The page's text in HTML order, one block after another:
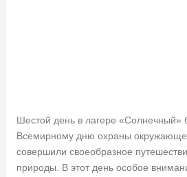
Шестой день в лагере «Солнечный»
Всемирному дню охраны
совершили своеобразное
природы. В этот день особое